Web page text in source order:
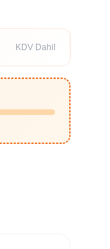
KDV Dahil